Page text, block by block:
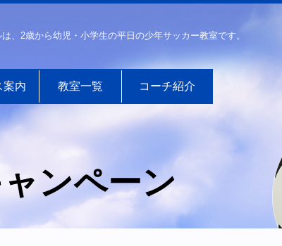
、2歳から幼児・小学生の平日の少年サッカー教室です。
案内 教室一覧 コーチ紹介
ンペーン